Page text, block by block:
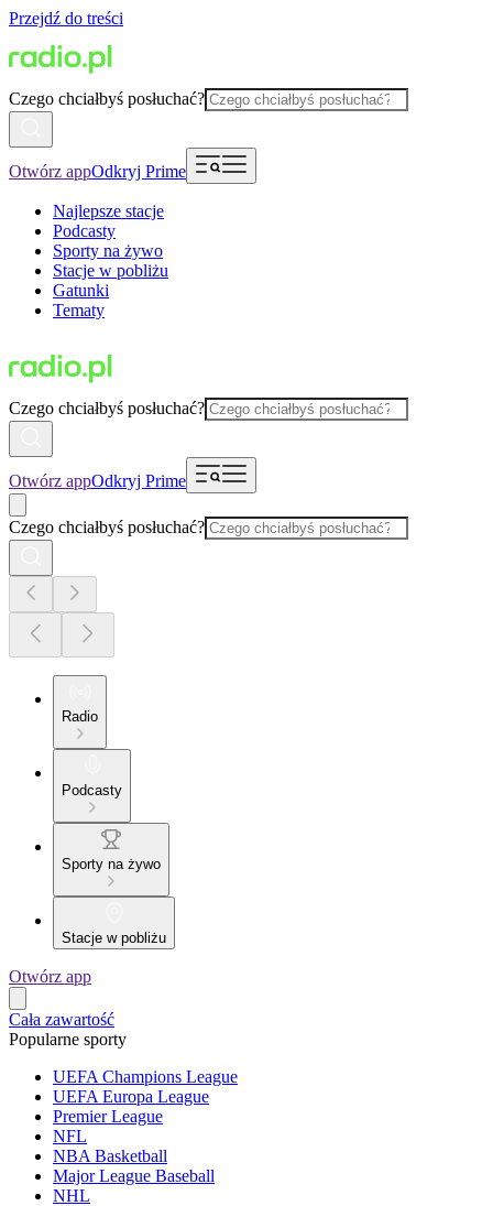
Przejdź do treści
Czego chciałbyś posłuchać?
Otwórz appOdkryj Prime
Najlepsze stacje
Podcasty
Sporty na żywo
Stacje w pobliżu
Gatunki
Tematy
Czego chciałbyś posłuchać?
Otwórz appOdkryj Prime
Czego chciałbyś posłuchać?
Radio
Podcasty
Sporty na żywo
Stacje w pobliżu
Otwórz app
Cała zawartość
Popularne sporty
UEFA Champions League
UEFA Europa League
Premier League
NFL
NBA Basketball
Major League Baseball
NHL